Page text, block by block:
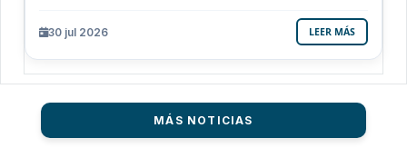
30 jul 2026 LEER MÁS
MÁS NOTICIAS